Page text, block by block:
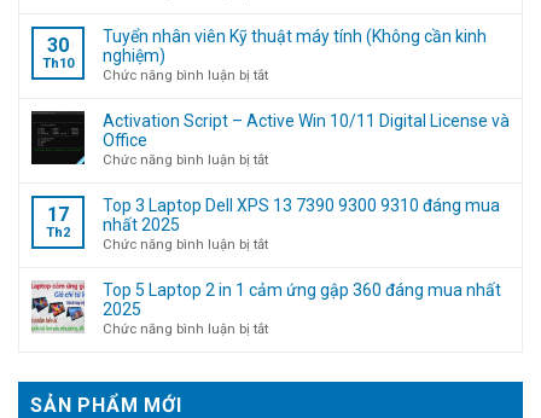
hoạt
Windows
11
qua
đăng
tài
khoản
30
Th10
Tuyển nhân viên Kỹ thuật máy tính (Không cần kinh
nghiệm)
Chức năng bình luận bị tắtở
nhân
Kỹ
máy
(Không
kinh
nghiệm)
Activation Script – Active Win 10/11 Digital License và
Office
Chức năng bình luận bị tắtở
Script
Active
10/11
License
17
Th2
Top 3 Laptop Dell XPS 13 7390 9300 9310 đáng mua
nhất 2025
Chức năng bình luận bị tắtở
3
Dell
7390
Top 5 Laptop 2 in 1 cảm ứng gập 360 đáng mua nhất
2025
Chức năng bình luận bị tắtở
SẢN PHẨM MỚI